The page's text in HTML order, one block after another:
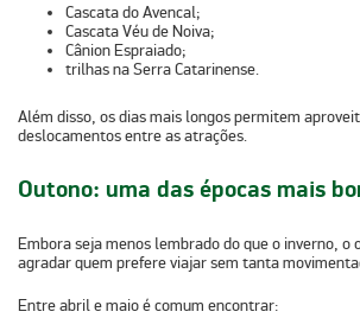
Cascata do Avencal;
Cascata Véu de Noiva;
Cânion Espraiado;
trilhas na Serra Catarinense.
Além disso, os dias mais longos permitem
deslocamentos entre as atrações.
Outono: uma das épocas mais
Embora seja menos lembrado do que o inverno, o
agradar quem prefere viajar sem tanta
Entre abril e maio é comum encontrar: